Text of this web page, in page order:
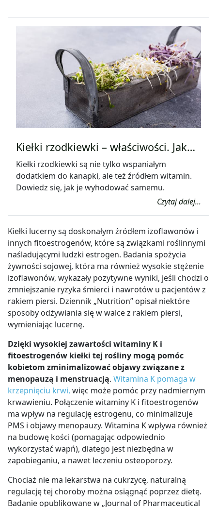
Kiełki rzodkiewki – właściwości. Jak…
Kiełki rzodkiewki są nie tylko wspaniałym
dodatkiem do kanapki, ale też źródłem witamin.
Dowiedz się, jak je wyhodować samemu.
Czytaj dalej...
Kiełki lucerny są doskonałym źródłem izoflawonów i
innych fitoestrogenów, które są związkami roślinnymi
naśladującymi ludzki estrogen. Badania spożycia
żywności sojowej, która ma również wysokie stężenie
izoflawonów, wykazały pozytywne wyniki, jeśli chodzi o
zmniejszanie ryzyka śmierci i nawrotów u pacjentów z
rakiem piersi. Dziennik „Nutrition” opisał niektóre
sposoby odżywiania się w walce z rakiem piersi,
wymieniając lucernę.
Dzięki wysokiej zawartości witaminy K i
fitoestrogenów kiełki tej rośliny mogą pomóc
kobietom zminimalizować objawy związane z
menopauzą i menstruacją. Witamina K pomaga w
krzepnięciu krwi, więc może pomóc przy nadmiernym
krwawieniu. Połączenie witaminy K i fitoestrogenów
ma wpływ na regulację estrogenu, co minimalizuje
PMS i objawy menopauzy. Witamina K wpływa również
na budowę kości (pomagając odpowiednio
wykorzystać wapń), dlatego jest niezbędna w
zapobieganiu, a nawet leczeniu osteoporozy.
Chociaż nie ma lekarstwa na cukrzycę, naturalną
regulację tej choroby można osiągnąć poprzez dietę.
Badanie opublikowane w „Journal of Pharmaceutical